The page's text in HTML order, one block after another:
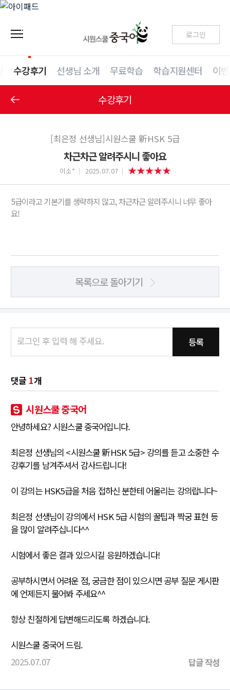
로그인
수강후기 선생님 소개 무료학습 학습지원센터 이
수강후기
[최은정 선생님]시원스쿨 新HSK 5급
차근차근 알려주시니 좋아요
이소* 2025.07.07
5급이라고 기본기를 생략하지 않고, 차근차근 알려주시니 너무 좋아
요!
목록으로 돌아기기
등록
댓글 1개
시원스쿨 중국어
안녕하세요? 시원스쿨 중국어입니다.
최은정 선생님의 <시원스쿨 新HSK 5급> 강의를 듣고 소중한 수
강후기를 남겨주셔서 감사드립니다!
이 강의는 HSK5급을 처음 접하신 분한테 어울리는 강의랍니다~
최은정 선생님이 강의에서 HSK 5급 시험의 꿀팁과 짝궁 표현 등
을 많이 알려주십니다^^
시험에서 좋은 결과 있으시길 응원하겠습니다!
공부하시면서 어려운 점, 궁금한 점이 있으시면 공부 질문 게시판
에 언제든지 물어봐 주세요^^
항상 친절하게 답변해드리도록 하겠습니다.
시원스쿨 중국어 드림.
2025.07.07
답글 작성